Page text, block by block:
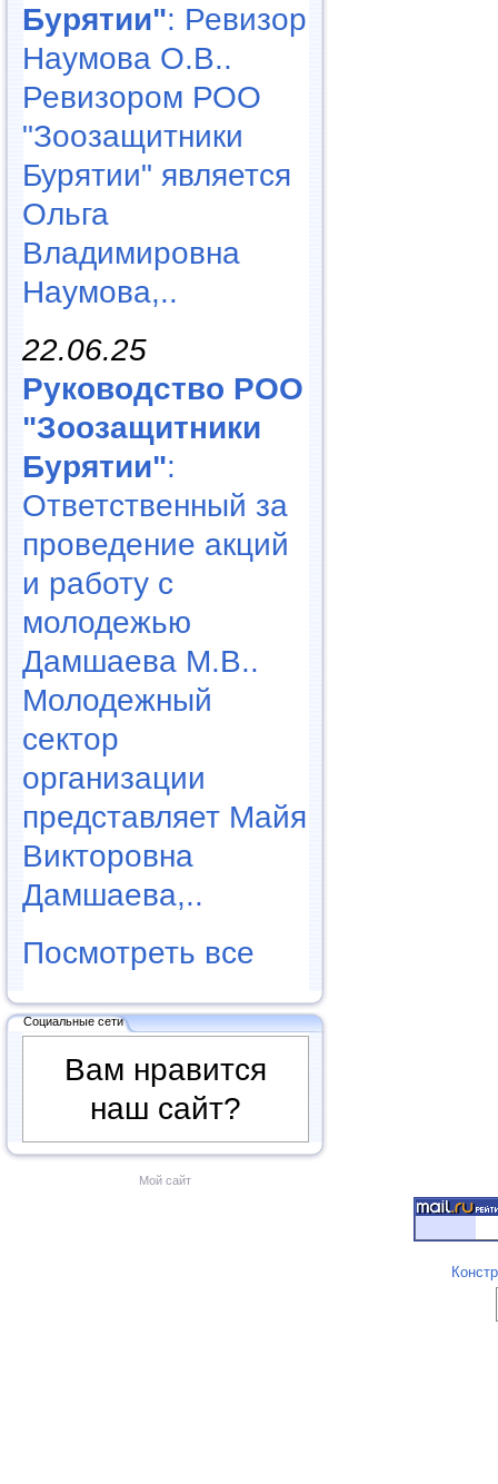
Бурятии": Ревизор
Наумова О.В..
Ревизором РОО
"Зоозащитники
Бурятии" является
Ольга
Владимировна
Наумова,..
22.06.25
Руководство РОО
"Зоозащитники
Бурятии":
Ответственный за
проведение акций
и работу с
молодежью
Дамшаева М.В..
Молодежный
сектор
организации
представляет Майя
Викторовна
Дамшаева,..
Посмотреть все
Социальные сети
Вам нравится
наш сайт?
Мой сайт